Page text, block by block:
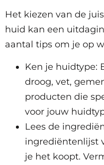
Het kiezen van de
huid kan een
aantal tips om je op
Ken je huidtype:
droog, vet,
producten die
voor jouw
Lees de
ingrediëntenlijst
je het koopt.